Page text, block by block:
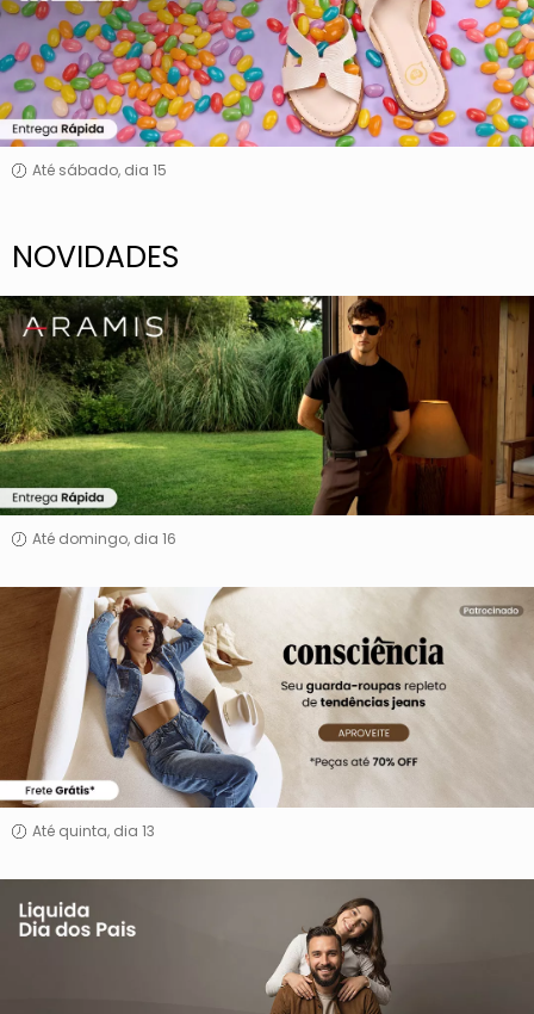
Molekinho
Até sábado, dia 15
NOVIDADES
Aramis
Até domingo, dia 16
Consciência
Jeans
Até quinta, dia 13
Liquida
Dia